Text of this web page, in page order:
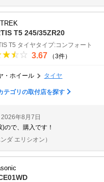
T5 245/35ZR20
T5 タイヤタイプ:コンフォート
3.67 （3件）
・ホイール タイヤ
テゴリの取付店を探す
2026年8月7日
ので、購入です！
ダ エリシオン）